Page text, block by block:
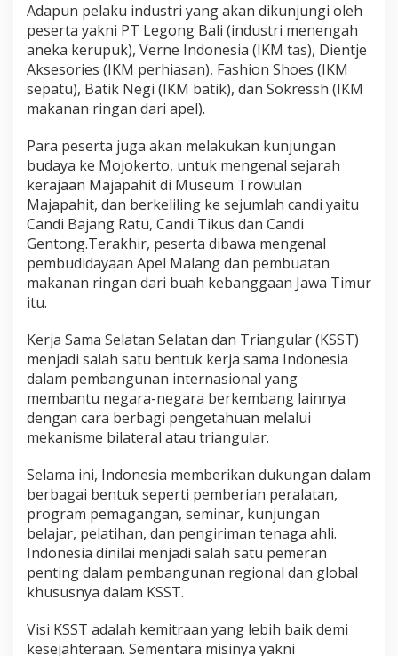
Adapun pelaku industri yang akan dikunjungi oleh
peserta yakni PT Legong Bali (industri menengah
aneka kerupuk), Verne Indonesia (IKM tas), Dientje
Aksesories (IKM perhiasan), Fashion Shoes (IKM
sepatu), Batik Negi (IKM batik), dan Sokressh (IKM
makanan ringan dari apel).
Para peserta juga akan melakukan kunjungan
budaya ke Mojokerto, untuk mengenal sejarah
kerajaan Majapahit di Museum Trowulan
Majapahit, dan berkeliling ke sejumlah candi yaitu
Candi Bajang Ratu, Candi Tikus dan Candi
Gentong.Terakhir, peserta dibawa mengenal
pembudidayaan Apel Malang dan pembuatan
makanan ringan dari buah kebanggaan Jawa Timur
itu.
Kerja Sama Selatan Selatan dan Triangular (KSST)
menjadi salah satu bentuk kerja sama Indonesia
dalam pembangunan internasional yang
membantu negara-negara berkembang lainnya
dengan cara berbagi pengetahuan melalui
mekanisme bilateral atau triangular.
Selama ini, Indonesia memberikan dukungan dalam
berbagai bentuk seperti pemberian peralatan,
program pemagangan, seminar, kunjungan
belajar, pelatihan, dan pengiriman tenaga ahli.
Indonesia dinilai menjadi salah satu pemeran
penting dalam pembangunan regional dan global
khususnya dalam KSST.
Visi KSST adalah kemitraan yang lebih baik demi
kesejahteraan. Sementara misinya yakni